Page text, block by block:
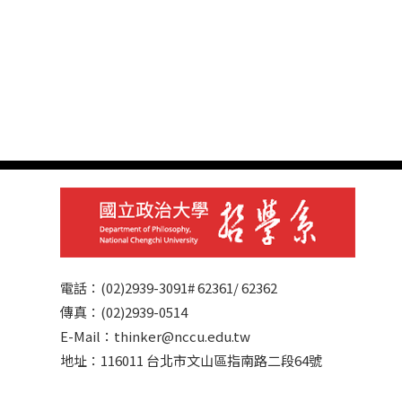
電話：(02)2939-3091# 62361/ 62362
傳真：(02)2939-0514
E-Mail：thinker@nccu.edu.tw
地址：116011 台北市文山區指南路二段64號